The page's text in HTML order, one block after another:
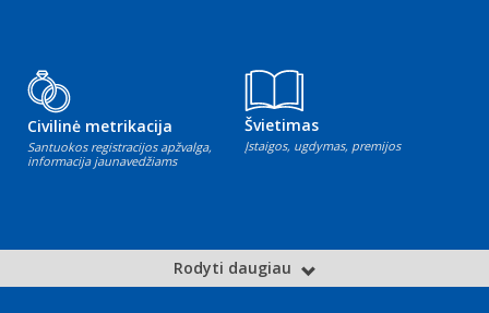
Civilinė metrikacija
Santuokos registracijos apžvalga,
informacija jaunavedžiams
Švietimas
Įstaigos, ugdymas, premijos
Rodyti daugiau